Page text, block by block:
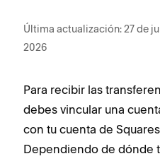
Última actualización: 27 de
2026
Para recibir las
debes vincular una
con tu cuenta de
Dependiendo de dónde